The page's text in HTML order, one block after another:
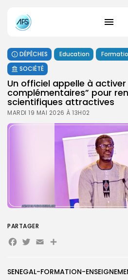
for:
DÉPÊCHES Education
SOCIÉTÉ
Un officiel appelle à activer
complémentaires” pour
scientifiques attractives
MARDI 19 MAI 2026 À 13H02
SENEGAL-FORMATION-
PARTAGER
Facebook
Twitter
EmailPartager